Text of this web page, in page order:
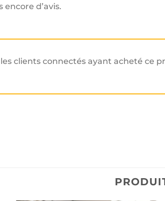
encore d’avis.
les clients connectés ayant acheté ce